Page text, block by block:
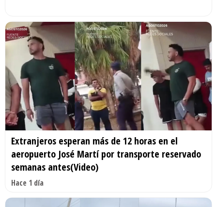
Extranjeros esperan más de 12 horas en el
aeropuerto José Martí por transporte reservado
semanas antes(Video)
Hace 1 día